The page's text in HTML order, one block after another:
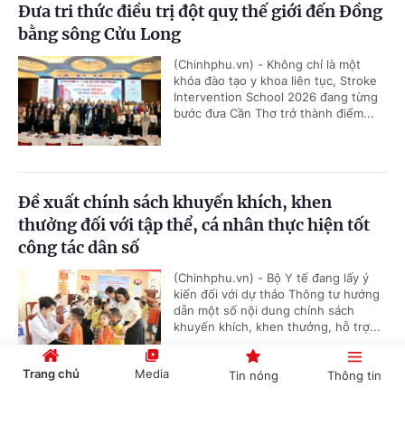
Đưa tri thức điều trị đột quỵ thế giới đến Đồng
bằng sông Cửu Long
(Chinhphu.vn) - Không chỉ là một
khóa đào tạo y khoa liên tục, Stroke
Intervention School 2026 đang từng
bước đưa Cần Thơ trở thành điểm...
Đề xuất chính sách khuyến khích, khen
thưởng đối với tập thể, cá nhân thực hiện tốt
công tác dân số
(Chinhphu.vn) - Bộ Y tế đang lấy ý
kiến đối với dự thảo Thông tư hướng
dẫn một số nội dung chính sách
khuyến khích, khen thưởng, hỗ trợ...
Trang chủ Media Tin nóng Thông tin